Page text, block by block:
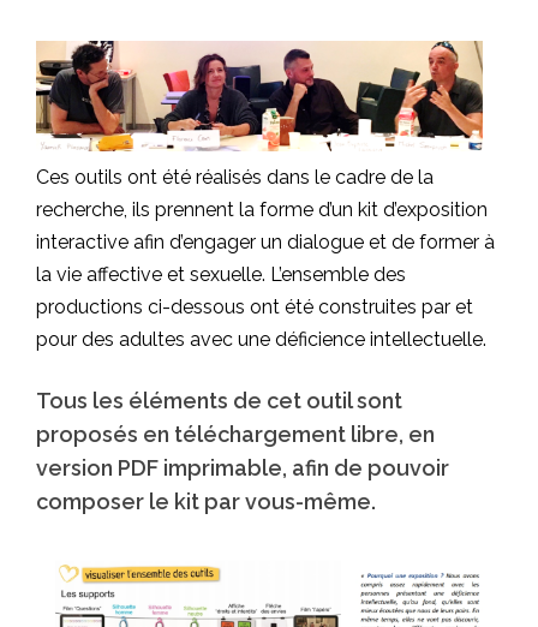
Ces outils ont été réalisés dans le cadre de la
recherche, ils prennent la forme d’un kit d’exposition
interactive afin d’engager un dialogue et de former à
la vie affective et sexuelle. L’ensemble des
productions ci-dessous ont été construites par et
pour des adultes avec une déficience intellectuelle.
Tous les éléments de cet outil sont
proposés en téléchargement libre, en
version PDF imprimable, afin de pouvoir
composer le kit par vous-même.